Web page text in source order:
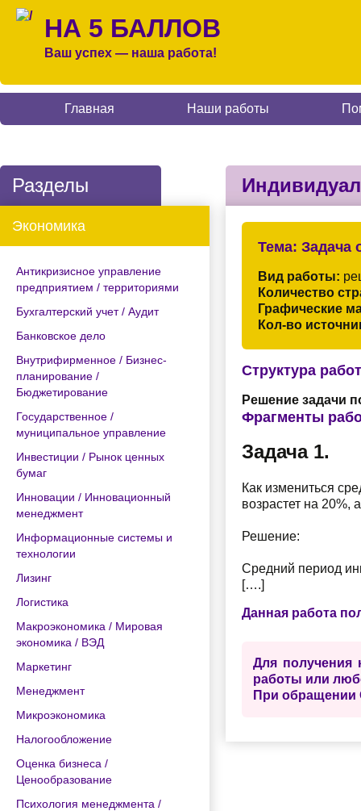
НА 5 БАЛЛОВ
Ваш успех — наша работа!
Главная Наши работы
Разделы
Экономика
Антикризисное управление
предприятием / территориями
Бухгалтерский учет / Аудит
Банковское дело
Внутрифирменное / Бизнес-
планирование /
Бюджетирование
Государственное /
муниципальное управление
Инвестиции / Рынок ценных
бумаг
Инновации / Инновационный
менеджмент
Информационные системы и
технологии
Лизинг
Логистика
Макроэкономика / Мировая
экономика / ВЭД
Маркетинг
Менеджмент
Микроэкономика
Налогообложение
Оценка бизнеса /
Ценообразование
Психология менеджмента /
Тема: Задача
Вид работы:
Количество
Графические
Кол-во
Структура
Решение задачи
Фрагменты
Задача 1.
Как измениться
возрастет на 20%,
Решение:
Средний период
[….]
Данная работа
Для получения
работы или
При обращении